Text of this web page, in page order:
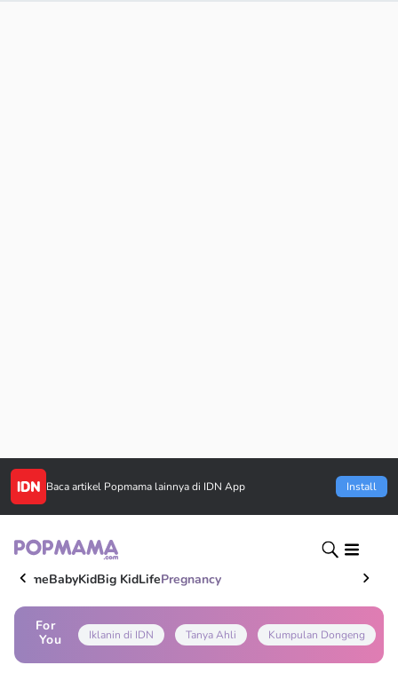
Baca artikel Popmama lainnya di IDN App Install
HomeBabyKidBig KidLifePregnancy
For
You
Iklanin di IDN Tanya Ahli Kumpulan Dongeng